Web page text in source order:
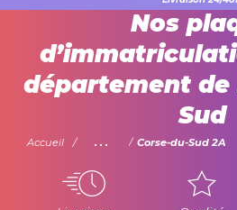
Nos
département de
Sud
Accueil ... Corse-du-Sud 2A